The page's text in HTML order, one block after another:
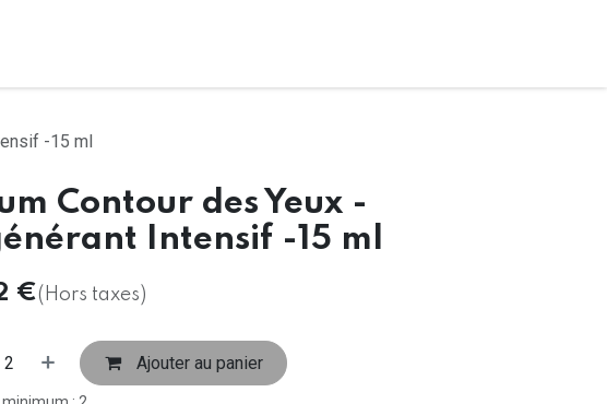
-15 ml
Contour des Yeux -
Intensif -15 ml
€(Hors taxes)
Ajouter au panier